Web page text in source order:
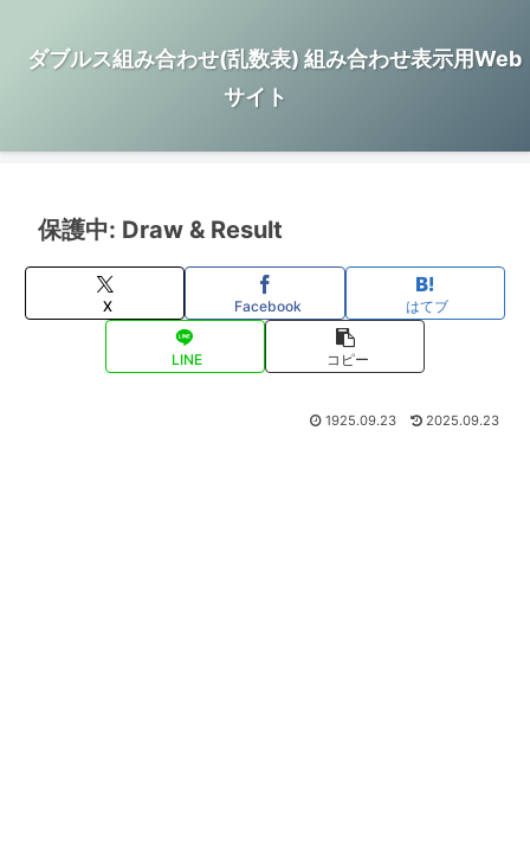
ダブルス組み合わせ(乱数表) 組み合わせ表示用Web
サイト
保護中: Draw & Result
X Facebook はてブ
LINE コピー
1925.09.23 2025.09.23